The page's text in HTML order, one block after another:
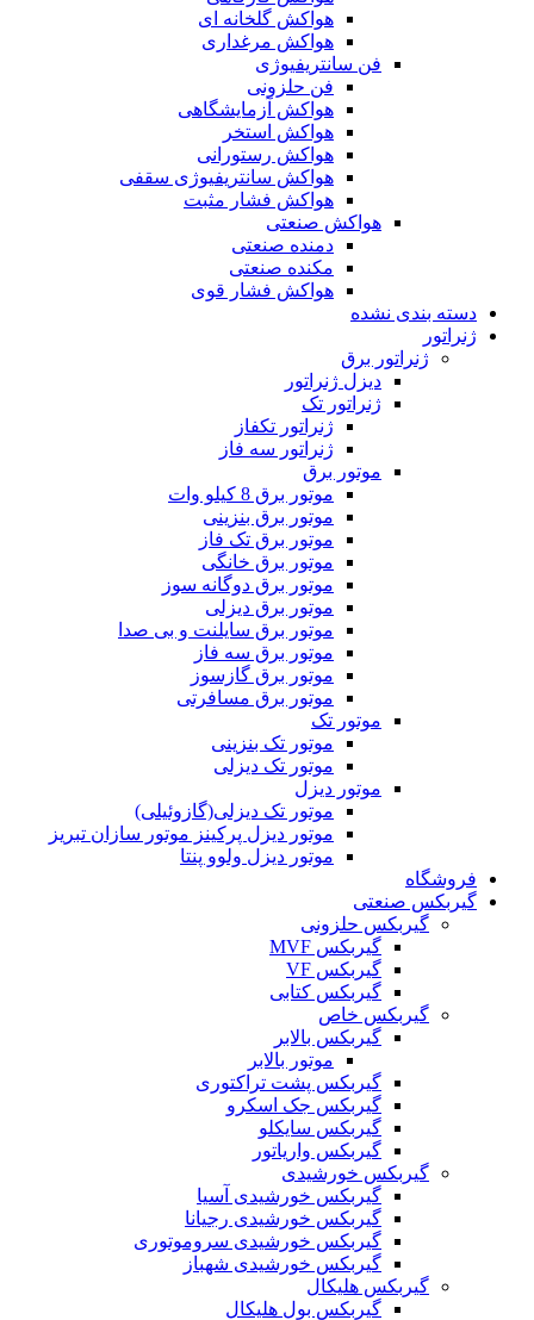
هواکش گلخانه ای
هواکش مرغداری
فن سانتریفیوژی
فن حلزونی
هواکش آزمایشگاهی
هواکش استخر
هواکش رستورانی
هواکش سانتریفیوژی سقفی
هواکش فشار مثبت
هواکش صنعتی
دمنده صنعتی
مکنده صنعتی
هواکش فشار قوی
دسته بندی نشده
ژنراتور
ژنراتور برق
دیزل ژنراتور
ژنراتور تک
ژنراتور تکفاز
ژنراتور سه فاز
موتور برق
موتور برق 8 کیلو وات
موتور برق بنزینی
موتور برق تک فاز
موتور برق خانگی
موتور برق دوگانه سوز
موتور برق دیزلی
موتور برق سایلنت و بی صدا
موتور برق سه فاز
موتور برق گازسوز
موتور برق مسافرتی
موتور تک
موتور تک بنزینی
موتور تک دیزلی
موتور دیزل
موتور تک دیزلی(گازوئیلی)
موتور دیزل پرکینز موتور سازان تبریز
موتور دیزل ولوو پنتا
فروشگاه
گیربکس صنعتی
گیربکس حلزونی
گیربکس MVF
گیربکس VF
گیربکس کتابی
گیربکس خاص
گيربکس بالابر
موتور بالابر
گیربکس پشت تراکتوری
گیربکس جک اسکرو
گیربکس سایکلو
گیربکس واریاتور
گیربکس خورشیدی
گیربکس خورشیدی آسیا
گیربکس خورشیدی رجیانا
گیربکس خورشیدی سروموتوری
گیربکس خورشیدی شهباز
گیربکس هلیکال
گیربکس بول هلیکال